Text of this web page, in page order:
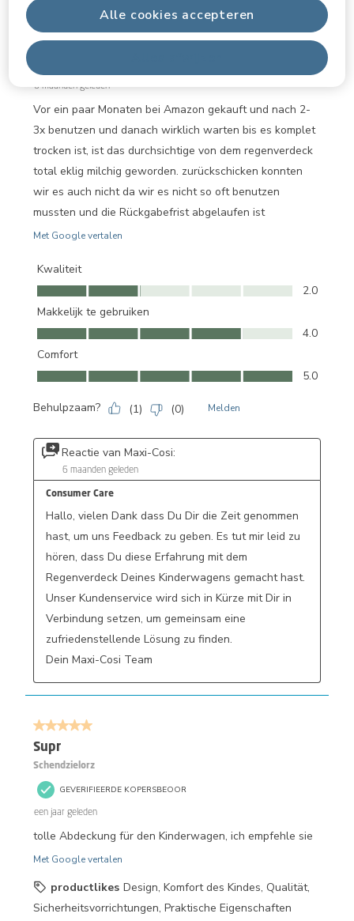
Alle cookies accepteren
van
Beoordelingen.
2 van 5 sterren.
6 maanden geleden
Vor ein paar Monaten bei Amazon gekauft und nach 2-
3x benutzen und danach wirklich warten bis es komplet
trocken ist, ist das durchsichtige von dem regenverdeck
total eklig milchig geworden. zurückschicken konnten
wir es auch nicht da wir es nicht so oft benutzen
mussten und die Rückgabefrist abgelaufen ist
Met Google vertalen
Kwaliteit
Kwaliteit, 2.0 van 5
2.0
Makkelijk te gebruiken
Makkelijk te gebruiken, 4.0 van 5
4.0
Comfort
Comfort, 5.0 van 5
5.0
Behulpzaam? (1) (0) Melden
Reactie van Maxi-Cosi:
6 maanden geleden
Consumer Care
Hallo, vielen Dank dass Du Dir die Zeit genommen
hast, um uns Feedback zu geben. Es tut mir leid zu
hören, dass Du diese Erfahrung mit dem
Regenverdeck Deines Kinderwagens gemacht hast.
Unser Kundenservice wird sich in Kürze mit Dir in
Verbindung setzen, um gemeinsam eine
zufriedenstellende Lösung zu finden.
Dein Maxi-Cosi Team
5 van 5 sterren.
Supr
Schendzielorz
GEVERIFIEERDE KOPERSBEOOR
een jaar geleden
tolle Abdeckung für den Kinderwagen, ich empfehle sie
Met Google vertalen
productlikes Design, Komfort des Kindes, Qualität,
Sicherheitsvorrichtungen, Praktische Eigenschaften